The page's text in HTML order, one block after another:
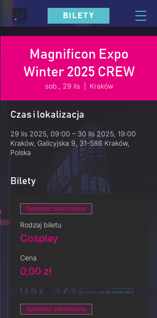
BILETY
Magnificon Expo
Winter 2025 CREW
sob., 29 lis
  |
Kraków
Czas i lokalizacja
29 lis 2025, 09:00 – 30 lis 2025, 19:00
Kraków, Galicyjska 9, 31-586 Kraków,
Polska
Bilety
Sprzedaż zakończona
Rodzaj biletu
Cosplay
Cena
0,00 zł
Sprzedaż zakończona